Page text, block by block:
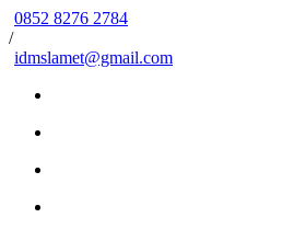
0852 8276 2784
/
idmslamet@gmail.com